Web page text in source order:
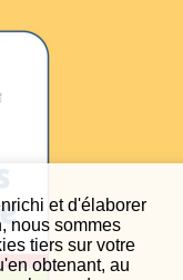
et d'élaborer
nous sommes
tiers sur votre
obtenant, au